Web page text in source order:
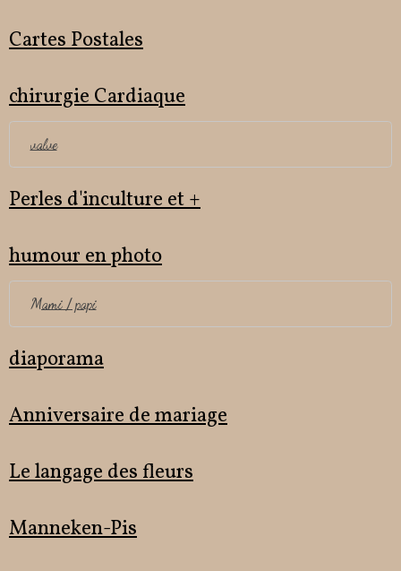
Cartes Postales
chirurgie Cardiaque
valve
Perles d'inculture et +
humour en photo
Mami / papi
diaporama
Anniversaire de mariage
Le langage des fleurs
Manneken-Pis